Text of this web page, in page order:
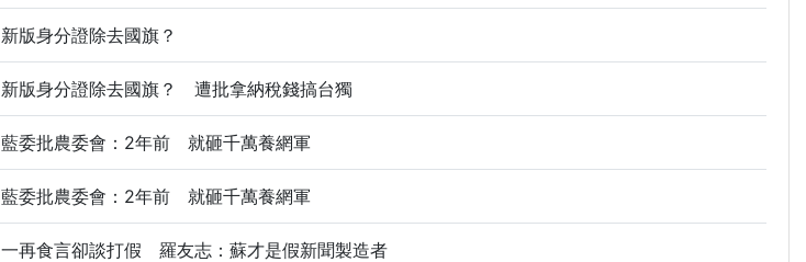
新版身分證除去國旗？
新版身分證除去國旗？ 遭批拿納稅錢搞台獨
藍委批農委會：2年前 就砸千萬養網軍
藍委批農委會：2年前 就砸千萬養網軍
一再食言卻談打假 羅友志：蘇才是假新聞製造者